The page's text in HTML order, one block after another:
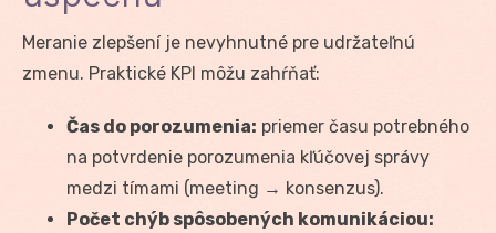
Meranie zlepšení je nevyhnutné pre udržateľnú
zmenu. Praktické KPI môžu zahŕňať:
Čas do porozumenia: priemer času potrebného
na potvrdenie porozumenia kľúčovej správy
medzi tímami (meeting → konsenzus).
Počet chýb spôsobených komunikáciou: